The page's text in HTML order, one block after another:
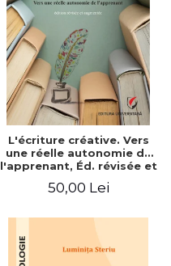
L'écriture créative. Vers
une réelle autonomie de
l'apprenant, Éd. révisée et
50,00 Lei